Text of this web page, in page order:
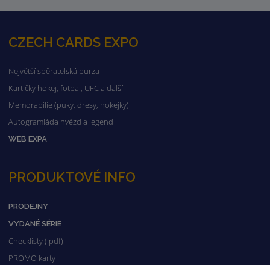
CZECH CARDS EXPO
Největší sběratelská burza
Kartičky hokej, fotbal, UFC a další
Memorabilie (puky, dresy, hokejky)
Autogramiáda hvězd a legend
WEB EXPA
PRODUKTOVÉ INFO
PRODEJNY
VYDANÉ SÉRIE
Checklisty (.pdf)
PROMO karty